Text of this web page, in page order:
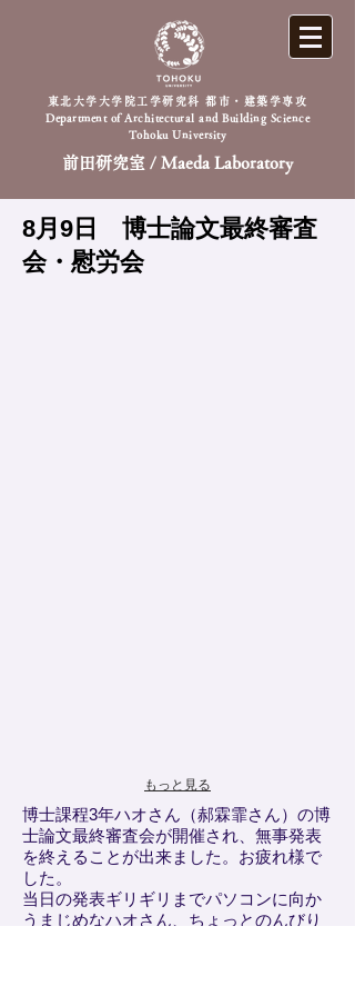
前田研究室 / Maeda Laboratory
東北大学大学院工学研究科 都市・建築学専攻
Department of Architectural and Building Science
Tohoku University
​8月9日 博士論文最終審査
会・慰労会
もっと見る
博士課程3年ハオさん（郝霖霏さん）の博
士論文最終審査会が開催され、無事発表
を終えることが出来ました。お疲れ様で
した。
当日の発表ギリギリまでパソコンに向か
うまじめなハオさん、ちょっとのんびり